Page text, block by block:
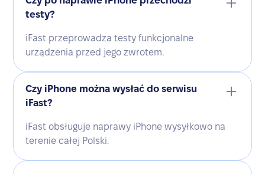
testy?
iFast przeprowadza testy funkcjonalne
urządzenia przed jego zwrotem.
Czy iPhone można wysłać do serwisu
iFast?
iFast obsługuje naprawy iPhone wysyłkowo na
terenie całej Polski.